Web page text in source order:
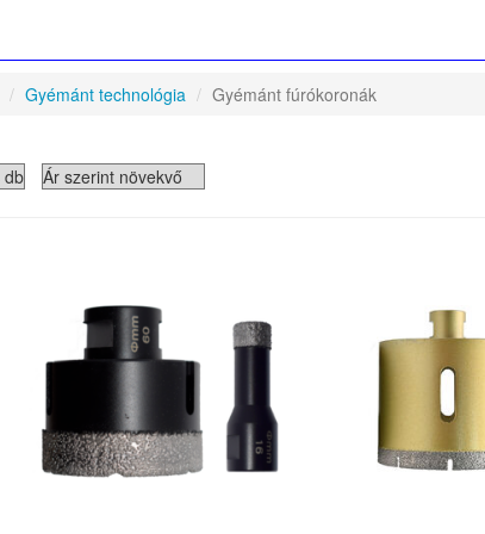
Gyémánt technológia Gyémánt fúrókoronák